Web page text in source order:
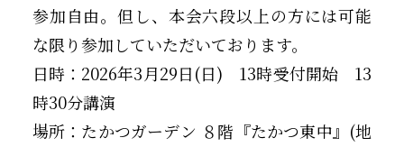
参加自由。但し、本会六段以上の方には可能
な限り参加していただいております。
日時：2026年3月29日(日) 13時受付開始 13
時30分講演
場所：たかつガーデン ８階『たかつ東中』(地